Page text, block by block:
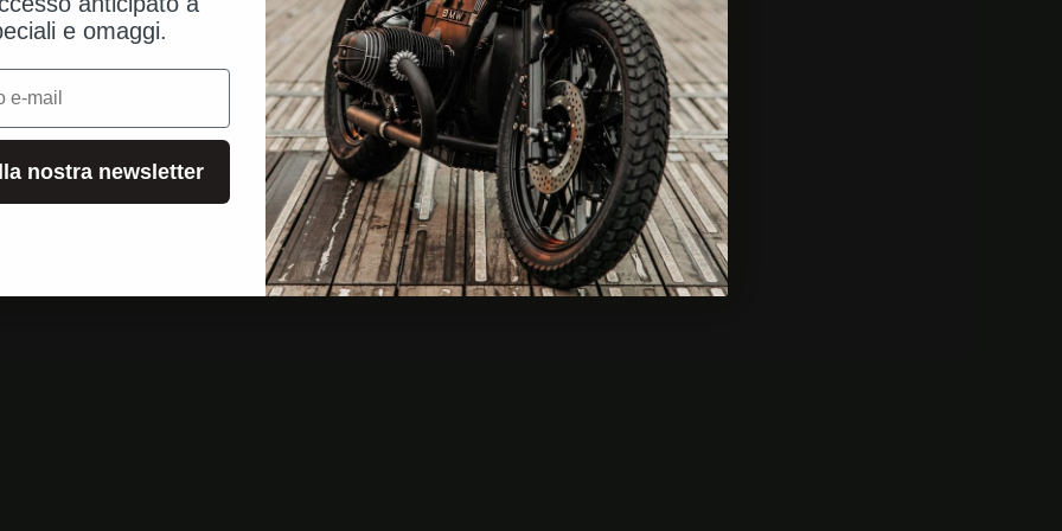
e omaggi.
nostra newsletter